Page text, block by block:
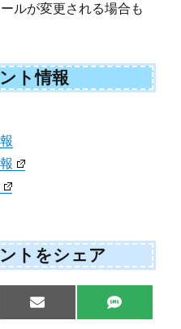
ルが変更される場合も
ト情報
トをシェア
Share
on
E
m
Share
on
S
M